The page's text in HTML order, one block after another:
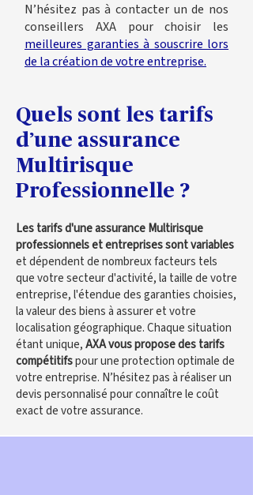
N’hésitez pas à contacter un de nos
conseillers AXA pour choisir les
meilleures garanties à souscrire lors
de la création de votre entreprise.
Quels sont les tarifs
d’une assurance
Multirisque
Professionnelle ?
Les tarifs d'une assurance Multirisque
professionnels et entreprises sont variables
et dépendent de nombreux facteurs tels
que votre secteur d'activité, la taille de votre
entreprise, l'étendue des garanties choisies,
la valeur des biens à assurer et votre
localisation géographique. Chaque situation
étant unique,AXA vous propose des tarifs
compétitifspour une protection optimale de
votre entreprise. N’hésitez pas à réaliser un
devis personnalisé pour connaître le coût
exact de votre assurance.